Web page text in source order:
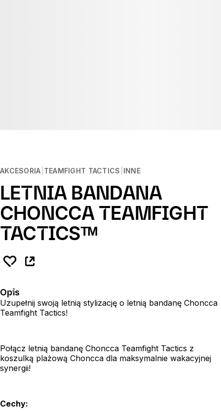
AKCESORIA TEAMFIGHT TACTICS INNE
LETNIA BANDANA
CHONCCA TEAMFIGHT
TACTICSᵀᴹ
Opis
Uzupełnij swoją letnią stylizację o letnią bandanę Choncca
Teamfight Tactics!
Połącz letnią bandanę Choncca Teamfight Tactics z
koszulką plażową Choncca dla maksymalnie wakacyjnej
synergii!
Cechy: